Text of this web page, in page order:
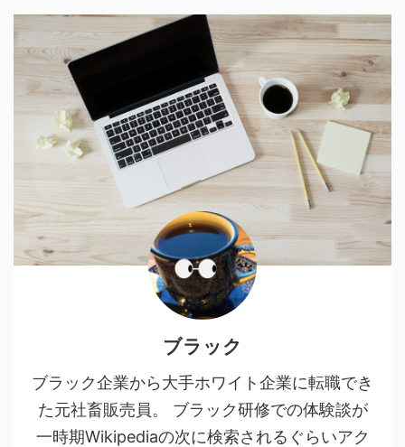
ブラック
ブラック企業から大手ホワイト企業に転職でき
た元社畜販売員。 ブラック研修での体験談が
一時期Wikipediaの次に検索されるぐらいアク